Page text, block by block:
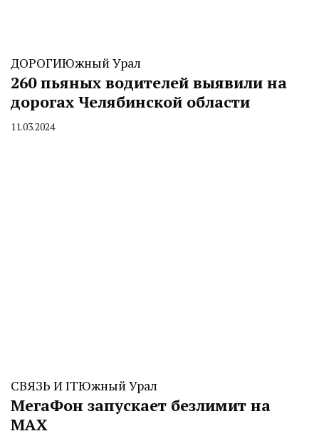
ДОРОГИЮжный Урал
260 пьяных водителей выявили на
дорогах Челябинской области
By
11.03.2024
СВЯЗЬ И ITЮжный Урал
МегаФон запускает безлимит на
MAX